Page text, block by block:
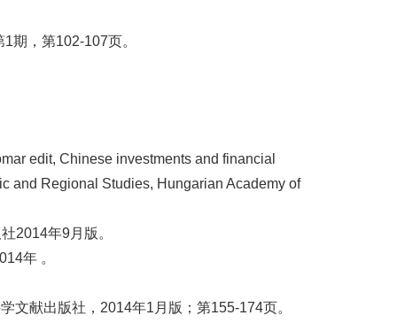
期，第102-107页。
edit, Chinese investments and financial
and Regional Studies, Hungarian Academy of
2014年9月版。
年 。
文献出版社，2014年1月版；第155-174页。